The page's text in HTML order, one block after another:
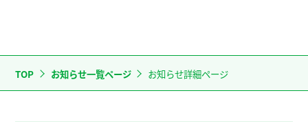
TOP お知らせ一覧ページ お知らせ詳細ページ